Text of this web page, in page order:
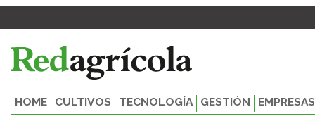
HOME CULTIVOS TECNOLOGÍA GESTIÓN EMPRESAS